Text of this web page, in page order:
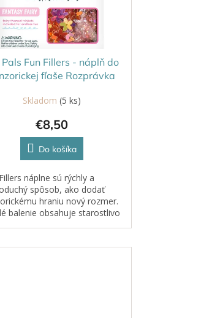
Pals Fun Fillers - náplň do
fľaše Rozprávka
Skladom (5 ks)
€8,50
Do košíka
náplne sú rýchly a
spôsob, ako dodať
hraniu nový rozmer.
balenie obsahuje starostlivo